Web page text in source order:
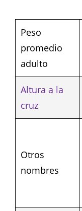
Peso
promedio
adulto
Altura a la
cruz
Otros
nombres